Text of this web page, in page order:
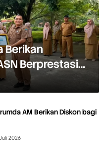
Berikan
Berprestasi
AM Berikan Diskon bagi
2026